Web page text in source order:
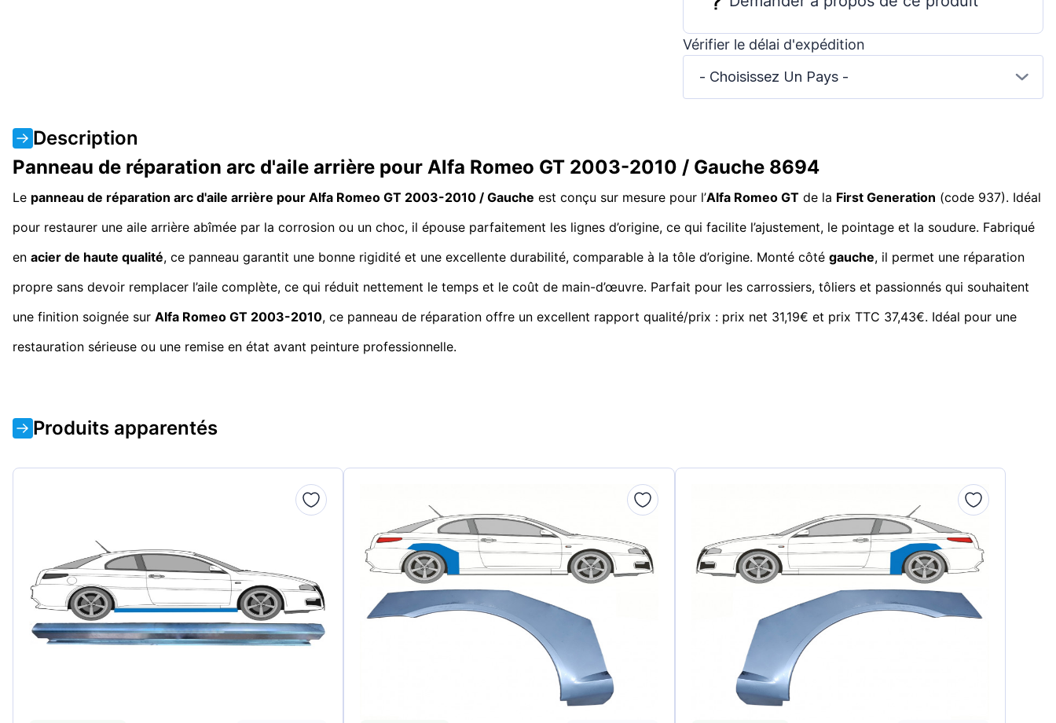
Vérifier le délai d'expédition
- Choisissez Un Pays -
Description
Panneau de réparation arc d'aile arrière pour Alfa Romeo GT 2003-2010 / Gauche 8694
Le panneau de réparation arc d'aile arrière pour Alfa Romeo GT 2003-2010 / Gauche est conçu sur mesure pour l’Alfa Romeo GT de la First Generation (code 937). Idéal
pour restaurer une aile arrière abîmée par la corrosion ou un choc, il épouse parfaitement les lignes d’origine, ce qui facilite l’ajustement, le pointage et la soudure. Fabriqué
en acier de haute qualité, ce panneau garantit une bonne rigidité et une excellente durabilité, comparable à la tôle d’origine. Monté côté gauche, il permet une réparation
propre sans devoir remplacer l’aile complète, ce qui réduit nettement le temps et le coût de main-d’œuvre. Parfait pour les carrossiers, tôliers et passionnés qui souhaitent
une finition soignée sur Alfa Romeo GT 2003-2010, ce panneau de réparation offre un excellent rapport qualité/prix : prix net 31,19€ et prix TTC 37,43€. Idéal pour une
restauration sérieuse ou une remise en état avant peinture professionnelle.
Produits apparentés